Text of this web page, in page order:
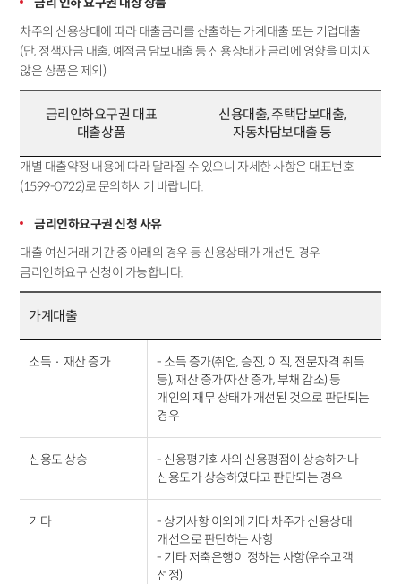
차주의 신용상태에 따라 대출금리를 산출하는 가계대출 또는 기업대출
(단, 정책자금 대출, 예적금 담보대출 등 신용상태가 금리에 영향을 미치지
않은 상품은 제외)
금리인하요구권 대표
대출상품
신용대출, 주택담보대출,
자동차담보대출 등
개별 대출약정 내용에 따라 달라질 수 있으니 자세한 사항은 대표번호
(1599-0722)로 문의하시기 바랍니다.
금리인하요구권 신청 사유
대출 여신거래 기간 중 아래의 경우 등 신용상태가 개선된 경우
금리인하요구 신청이 가능합니다.
가계대출
소득‧재산 증가
- 소득 증가(취업, 승진, 이직, 전문자격 취득
등), 재산 증가(자산 증가, 부채 감소) 등
개인의 재무 상태가 개선된 것으로 판단되는
경우
신용도 상승
- 신용평가회사의 신용평점이 상승하거나
신용도가 상승하였다고 판단되는 경우
기타
- 상기사항 이외에 기타 차주가 신용상태
개선으로 판단하는 사항
- 기타 저축은행이 정하는 사항(우수고객
선정)